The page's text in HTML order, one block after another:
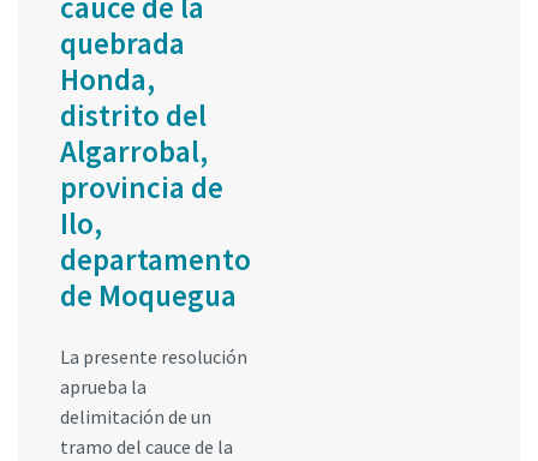
quebrada
Honda,
distrito del
Algarrobal,
provincia de
Ilo,
departamento
de Moquegua
La presente resolución
aprueba la
delimitación de un
tramo del cauce de la